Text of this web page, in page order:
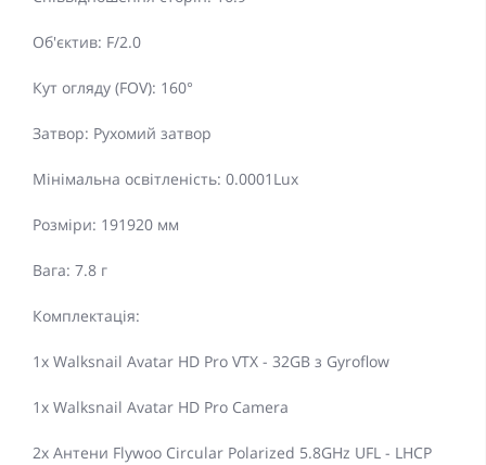
Об'єктив: F/2.0
Кут огляду (FOV): 160°
Затвор: Рухомий затвор
Мінімальна освітленість: 0.0001Lux
Розміри: 191920 мм
Вага: 7.8 г
Комплектація:
1x Walksnail Avatar HD Pro VTX - 32GB з Gyroflow
1x Walksnail Avatar HD Pro Camera
2x Антени Flywoo Circular Polarized 5.8GHz UFL - LHCP